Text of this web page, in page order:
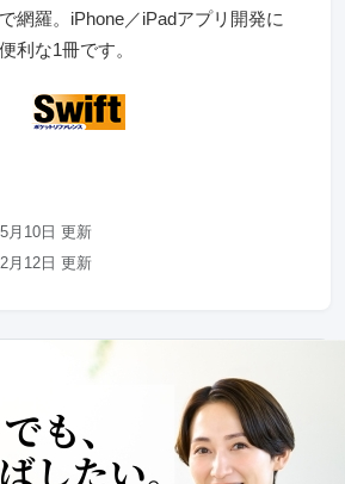
網羅。iPhone／iPadアプリ開発に
利な1冊です。
月10日 更新
月12日 更新